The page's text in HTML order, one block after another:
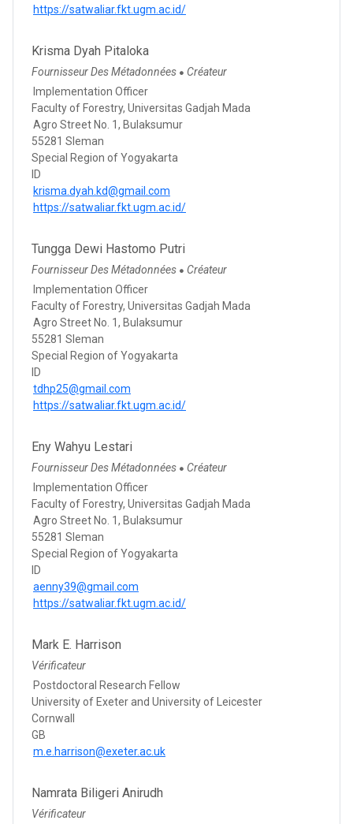
https://satwaliar.fkt.ugm.ac.id/
Krisma Dyah Pitaloka
Fournisseur Des Métadonnées ● Créateur
Implementation Officer
Faculty of Forestry, Universitas Gadjah Mada
Agro Street No. 1, Bulaksumur
55281 Sleman
Special Region of Yogyakarta
ID
krisma.dyah.kd@gmail.com
https://satwaliar.fkt.ugm.ac.id/
Tungga Dewi Hastomo Putri
Fournisseur Des Métadonnées ● Créateur
Implementation Officer
Faculty of Forestry, Universitas Gadjah Mada
Agro Street No. 1, Bulaksumur
55281 Sleman
Special Region of Yogyakarta
ID
tdhp25@gmail.com
https://satwaliar.fkt.ugm.ac.id/
Eny Wahyu Lestari
Fournisseur Des Métadonnées ● Créateur
Implementation Officer
Faculty of Forestry, Universitas Gadjah Mada
Agro Street No. 1, Bulaksumur
55281 Sleman
Special Region of Yogyakarta
ID
aenny39@gmail.com
https://satwaliar.fkt.ugm.ac.id/
Mark E. Harrison
Vérificateur
Postdoctoral Research Fellow
University of Exeter and University of Leicester
Cornwall
GB
m.e.harrison@exeter.ac.uk
Namrata Biligeri Anirudh
Vérificateur